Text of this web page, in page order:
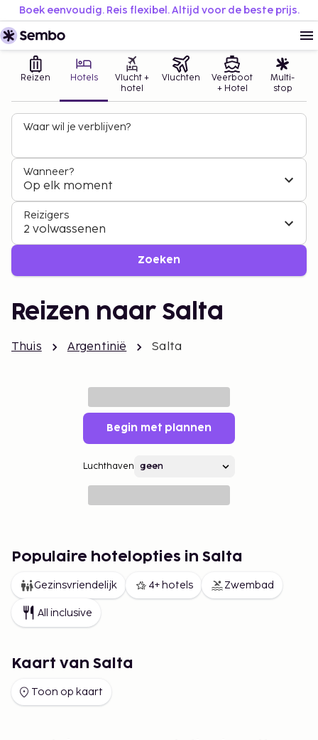
Boek eenvoudig. Reis flexibel. Altijd voor de beste prijs.
Reizen Hotels
Vlucht +
hotel
Vluchten
Veerboot
+ Hotel
Multi-
stop
Waar wil je verblijven?
Wanneer?
Op elk moment
Reizigers
2 volwassenen
Zoeken
Reizen naar Salta
Thuis Argentinië Salta
Begin met plannen
Luchthaven
Populaire hotelopties in Salta
Gezinsvriendelijk 4+ hotels Zwembad
All inclusive
Kaart van Salta
Toon op kaart